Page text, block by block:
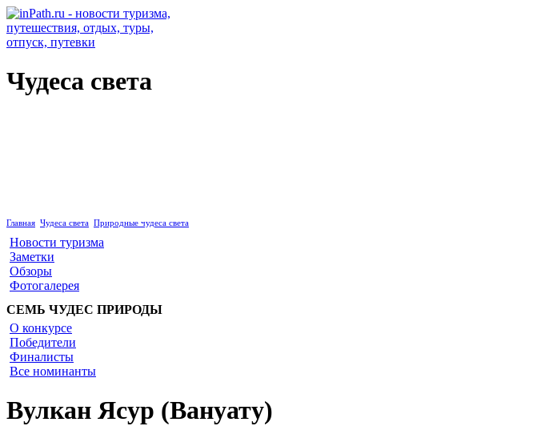
Чудеса света
Главная Чудеса света Природные чудеса света
Новости туризма
Заметки
Обзоры
Фотогалерея
СЕМЬ ЧУДЕС ПРИРОДЫ
О конкурсе
Победители
Финалисты
Все номинанты
Вулкан Ясур (Вануату)